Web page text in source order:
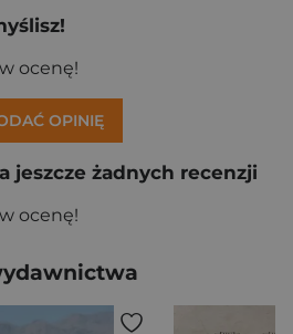
ocenę!
OPINIĘ
jeszcze żadnych recenzji
ocenę!